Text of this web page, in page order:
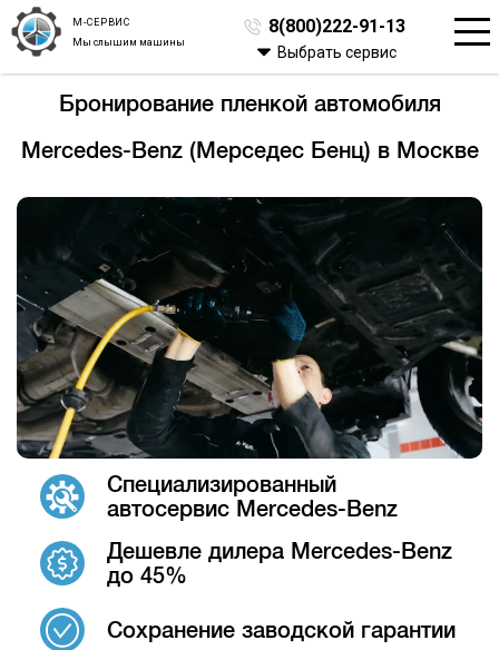
М-СЕРВИС
Мы слышим машины
8(800)222-91-13
Выбрать сервис
Бронирование пленкой автомобиля
Mercedes-Benz (Мерседес Бенц) в Москве
Специализированный
автосервис Mercedes-Benz
Дешевле дилера Mercedes-Benz
до 45%
Сохранение заводской гарантии